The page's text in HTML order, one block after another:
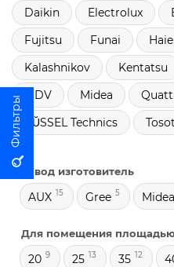
Daikin
Electrolux
Fujitsu
Funai
Kalashnikov
Kentatsu
MDV
Midea
RŬSSEL Technics
Tosot
Завод изготовитель
AUX 15 Gree 5 Midea
Для помещения
20 9 25 13 35 12